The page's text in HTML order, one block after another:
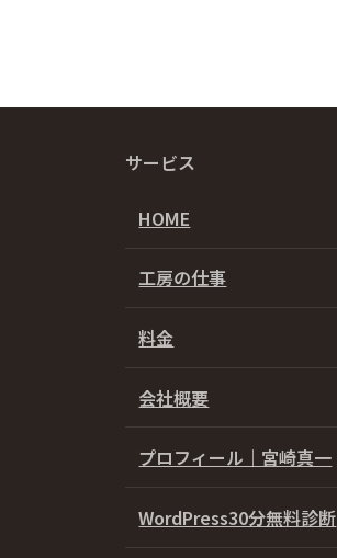
サービス
HOME
工房の仕事
料金
会社概要
プロフィール｜宮崎真一
WordPress30分無料診断